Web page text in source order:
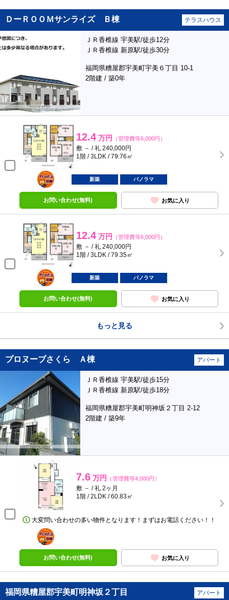
ＤーＲＯＯＭサンライズ Ｂ棟 テラスハウス
ＪＲ香椎線 宇美駅/徒歩12分
ＪＲ香椎線 新原駅/徒歩30分
福岡県糟屋郡宇美町宇美６丁目 10-1
2階建 / 築0年
12.4 万円 （管理費等6,000円）
敷 － / 礼 240,000円
1階 / 3LDK / 79.76㎡
ポンタ
部屋
新築 パノラマ
お問い合わせ(無料) お気に入り
12.4 万円 （管理費等6,000円）
敷 － / 礼 240,000円
1階 / 3LDK / 79.35㎡
ポンタ
部屋
新築 パノラマ
お問い合わせ(無料) お気に入り
もっと見る
プロヌーブさくら Ａ棟 アパート
ＪＲ香椎線 宇美駅/徒歩15分
ＪＲ香椎線 新原駅/徒歩18分
福岡県糟屋郡宇美町明神坂２丁目 2-12
2階建 / 築9年
7.6 万円 （管理費等4,000円）
敷 － / 礼 2ヶ月
1階 / 2LDK / 60.83㎡
大変問い合わせの多い物件となります！まずはお電話ください！！
ポンタ
部屋
お問い合わせ(無料) お気に入り
福岡県糟屋郡宇美町明神坂２丁目 アパート